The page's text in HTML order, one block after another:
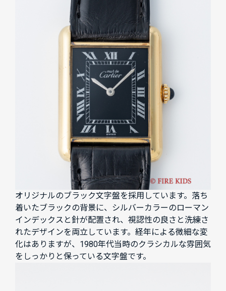
オリジナルのブラック文字盤を採用しています。落ち
着いたブラックの背景に、シルバーカラーのローマン
インデックスと針が配置され、視認性の良さと洗練さ
れたデザインを両立しています。経年による微細な変
化はありますが、1980年代当時のクラシカルな雰囲気
をしっかりと保っている文字盤です。